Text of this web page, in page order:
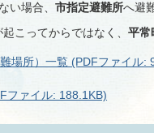
い場合、 市指定避難所へ避
こってからではなく、 平常
場所）一覧 (PDFファイル:
ファイル: 188.1KB)